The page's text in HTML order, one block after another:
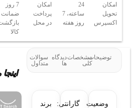
امکان
تحویل
اکسپرس
24
ساعته، 7
روز هفته
امکان
پرداخت
در محل
7 روز
ضمانت
کالا
توضیحاتمشخصات
کلی
دیدگاه
ها
سوالات
متداول
وضعیت
گارانتی:
برند